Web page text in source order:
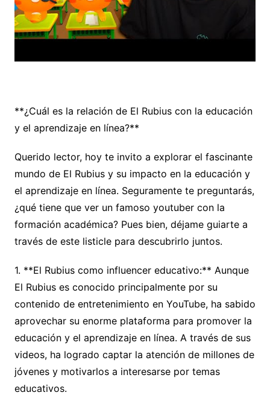
**¿Cuál es la relación de El Rubius con la educación
y el aprendizaje en línea?**
Querido lector, hoy te invito a explorar el fascinante
mundo de El Rubius y su impacto en la educación y
el aprendizaje en línea. Seguramente te preguntarás,
¿qué tiene que ver un famoso youtuber con la
formación académica? Pues bien, déjame guiarte a
través de este listicle para descubrirlo juntos.
1. **El Rubius como influencer educativo:** Aunque
El Rubius es conocido principalmente por su
contenido de entretenimiento en YouTube, ha sabido
aprovechar su enorme plataforma para promover la
educación y el aprendizaje en línea. A través de sus
videos, ha logrado captar la atención de millones de
jóvenes y motivarlos a interesarse por temas
educativos.